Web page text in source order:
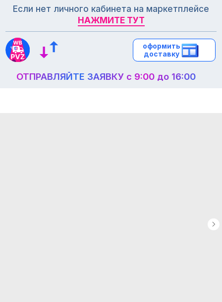
Если нет личного кабинета на маркетплейсе
НАЖМИТЕ ТУТ
оформить
доставку
НАЖМИТЕ ТУТ
оформить
доставку